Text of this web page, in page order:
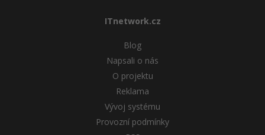
ITnetwork.cz
Blog
Napsali o nás
O projektu
Reklama
Vývoj systému
Provozní podmínky